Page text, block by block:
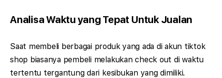
Analisa Waktu yang Tepat Untuk Jualan
Saat membeli berbagai produk yang ada di akun tiktok
shop biasanya pembeli melakukan check out di waktu
tertentu tergantung dari kesibukan yang dimiliki.